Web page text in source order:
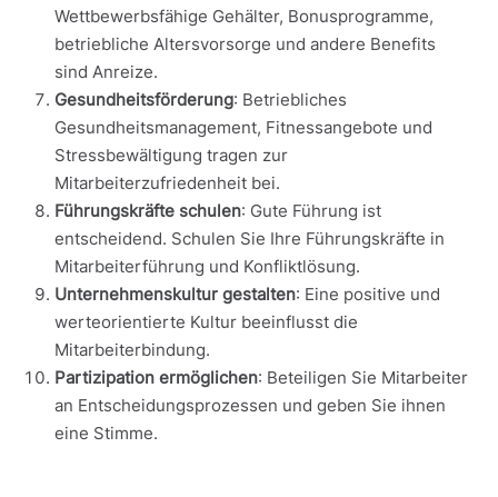
Wettbewerbsfähige Gehälter, Bonusprogramme,
betriebliche Altersvorsorge und andere Benefits
sind Anreize.
Gesundheitsförderung: Betriebliches
Gesundheitsmanagement, Fitnessangebote und
Stressbewältigung tragen zur
Mitarbeiterzufriedenheit bei.
Führungskräfte schulen: Gute Führung ist
entscheidend. Schulen Sie Ihre Führungskräfte in
Mitarbeiterführung und Konfliktlösung.
Unternehmenskultur gestalten: Eine positive und
werteorientierte Kultur beeinflusst die
Mitarbeiterbindung.
Partizipation ermöglichen: Beteiligen Sie Mitarbeiter
an Entscheidungsprozessen und geben Sie ihnen
eine Stimme.